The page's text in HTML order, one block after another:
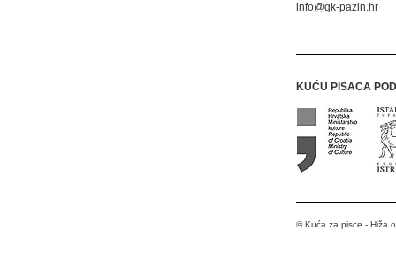
info@gk-pazin.hr
KUĆU PISACA
© Kuća za pisce - Hiža